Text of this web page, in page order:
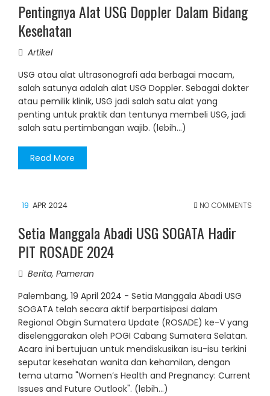
Pentingnya Alat USG Doppler Dalam Bidang
Kesehatan
Artikel
USG atau alat ultrasonografi ada berbagai macam,
salah satunya adalah alat USG Doppler. Sebagai dokter
atau pemilik klinik, USG jadi salah satu alat yang
penting untuk praktik dan tentunya membeli USG, jadi
salah satu pertimbangan wajib. (lebih…)
Read More
19 APR 2024 NO COMMENTS
Setia Manggala Abadi USG SOGATA Hadir
PIT ROSADE 2024
Berita, Pameran
Palembang, 19 April 2024 - Setia Manggala Abadi USG
SOGATA telah secara aktif berpartisipasi dalam
Regional Obgin Sumatera Update (ROSADE) ke-V yang
diselenggarakan oleh POGI Cabang Sumatera Selatan.
Acara ini bertujuan untuk mendiskusikan isu-isu terkini
seputar kesehatan wanita dan kehamilan, dengan
tema utama "Women’s Health and Pregnancy: Current
Issues and Future Outlook". (lebih…)